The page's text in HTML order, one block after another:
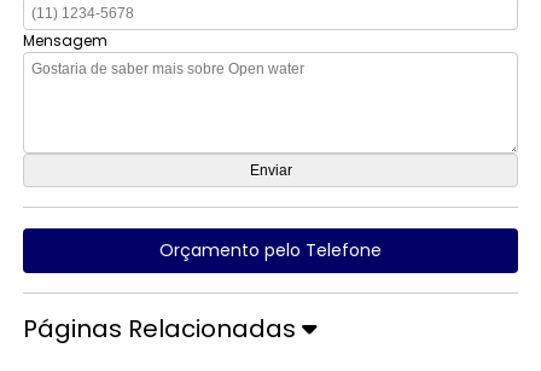
Mensagem
Orçamento pelo Telefone
Páginas Relacionadas